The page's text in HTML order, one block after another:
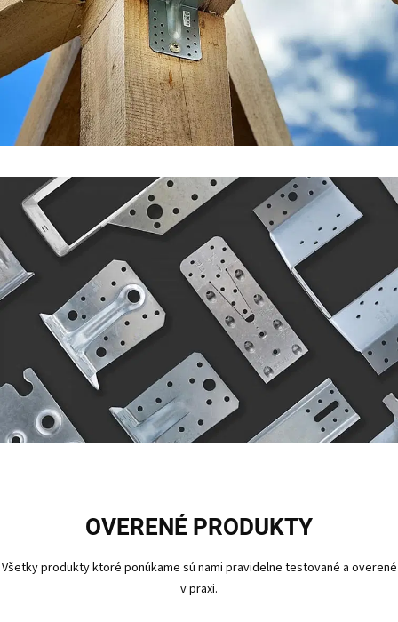
OVERENÉ PRODUKTY
Všetky produkty ktoré ponúkame sú nami pravidelne testované a overené
v praxi.